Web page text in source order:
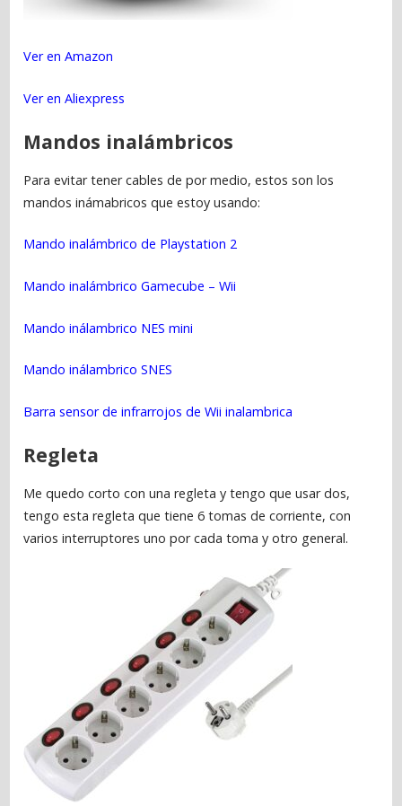
Ver en Amazon
Ver en Aliexpress
Mandos inalámbricos
Para evitar tener cables de por medio, estos son los
mandos inámabricos que estoy usando:
Mando inalámbrico de Playstation 2
Mando inalámbrico Gamecube – Wii
Mando inálambrico NES mini
Mando inálambrico SNES
Barra sensor de infrarrojos de Wii inalambrica
Regleta
Me quedo corto con una regleta y tengo que usar dos,
tengo esta regleta que tiene 6 tomas de corriente, con
varios interruptores uno por cada toma y otro general.